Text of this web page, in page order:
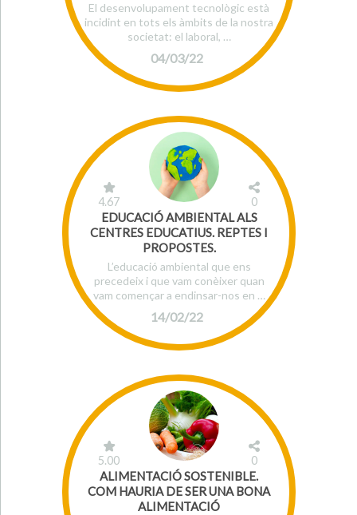
04/03/22
El desenvolupament tecnològic està
incidint en tots els àmbits de la nostra
societat: el laboral, …
14/02/22
4.67 0
EDUCACIÓ AMBIENTAL ALS
CENTRES EDUCATIUS. REPTES I
PROPOSTES.
L’educació ambiental que ens
precedeix i que vam conèixer quan
vam començar a endinsar-nos en …
5.00 0
ALIMENTACIÓ SOSTENIBLE.
COM HAURIA DE SER UNA BONA
ALIMENTACIÓ